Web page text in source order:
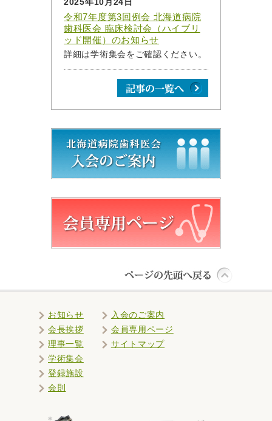
令和7年度第3回例会 北海道病院
歯科医会 臨床検討会（ハイブリ
ッド開催）のお知らせ
詳細は学術集会をご確認ください。
お知らせ
会長挨拶
理事一覧
学術集会
登録施設
会則
入会のご案内
会員専用ページ
サイトマップ